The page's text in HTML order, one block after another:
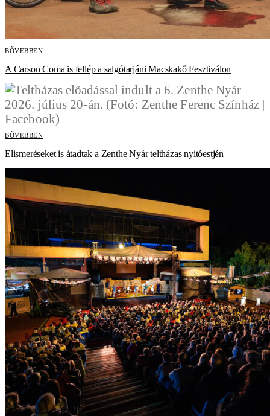
BŐVEBBEN
A Carson Coma is fellép a salgótarjáni Macskakő Fesztiválon
BŐVEBBEN
Elismeréseket is átadtak a Zenthe Nyár teltházas nyitóestjén